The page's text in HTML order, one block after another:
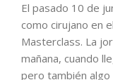
El pasado 10 de
como cirujano en
Masterclass. La
mañana, cuando
pero también